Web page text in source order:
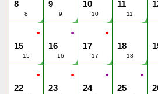
8
8
9
9
10
10
11
11
●
15
15
●
16
16
●
17
17
18
18
●
22
●
23
●
24
●
25